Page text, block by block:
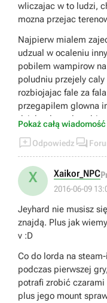
wliczajac w to ludzi,
mozna przejac
Najpierw mialem zajecie z sasiadujacymi
udzual w ocaleniu
pobilem wampirow
poludniu przejely caly
rozbiojajac fale za
przegapilem glowna
dziubnalem ale sobie
orkami. Zanim
trudach pokonali
wampirami i nic
czekania na kolejne
Pokaż całą wiadomość
Odpowiedz 
X Xaikor_NPC
2016-06-09
Jeyhard nie musisz
znajdą. Plus jak
v :D
Co do lorda na
podczas pierwszej
potrafi zrobić czarami
plus jego mount